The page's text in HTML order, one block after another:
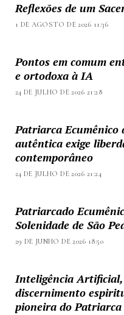
Reflexões de um
1 DE AGOSTO DE 2026 11:36
Pontos em comum
e ortodoxa à IA
24 DE JULHO DE 2026 21:28
Patriarca Ecumênico
autêntica exige
contemporâneo
24 DE JULHO DE 2026 21:24
Patriarcado
Solenidade de São
29 DE JUNHO DE 2026 18:50
Inteligência
discernimento
pioneira do